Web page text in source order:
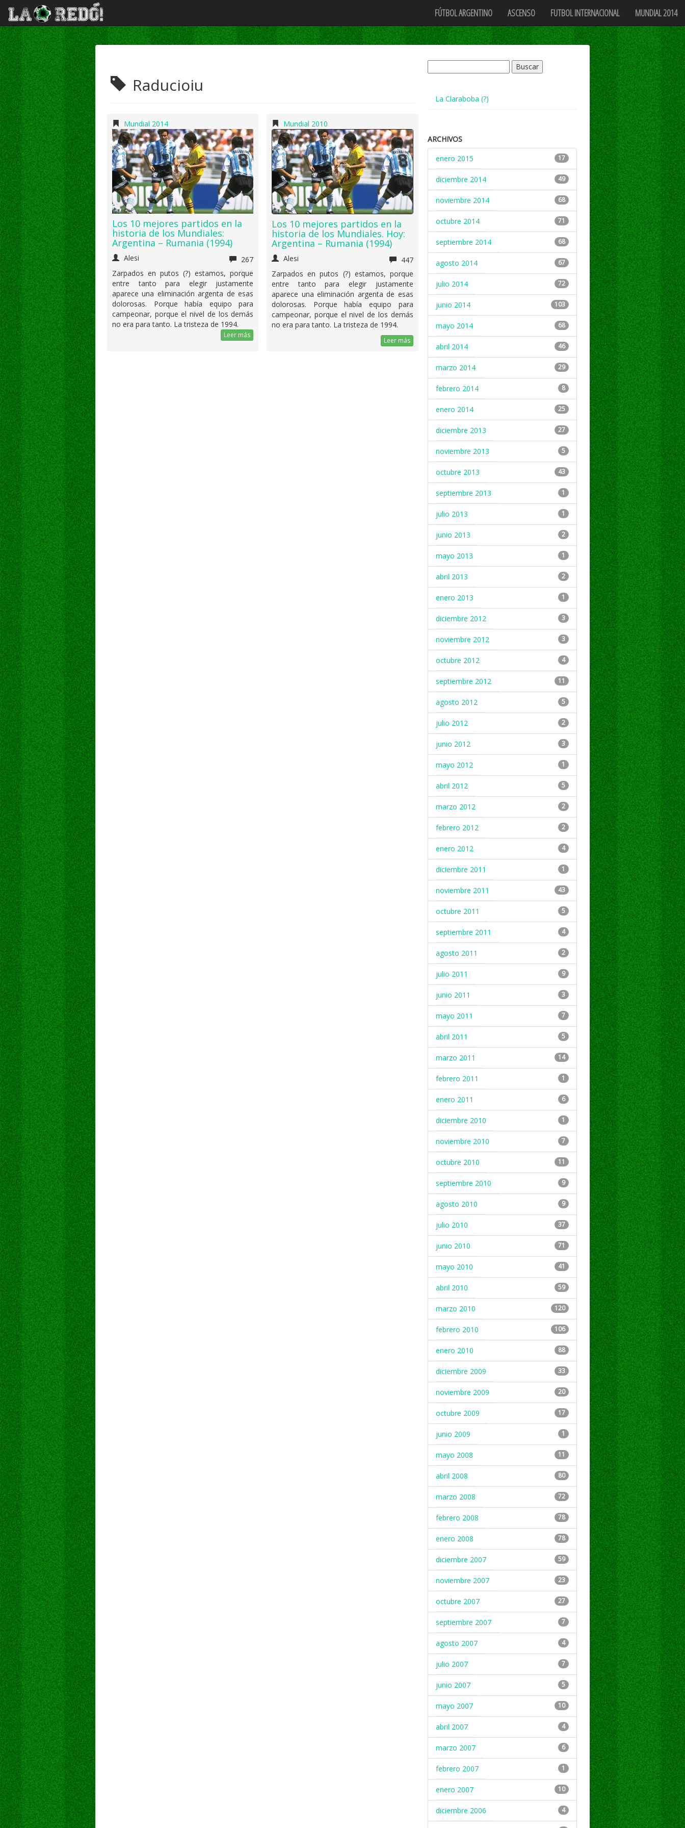
FÚTBOL ARGENTINO ASCENSO FUTBOL INTERNACIONAL MUNDIAL 2014
Raducioiu
Mundial 2014
Los 10 mejores partidos en la
historia de los Mundiales:
Argentina – Rumania (1994)
Alesi
267
Zarpados en putos (?) estamos, porque
entre tanto para elegir justamente
aparece una eliminación argenta de esas
dolorosas. Porque había equipo para
campeonar, porque el nivel de los demás
no era para tanto. La tristeza de 1994.
Leer más
Mundial 2010
Los 10 mejores partidos en la
historia de los Mundiales. Hoy:
Argentina – Rumania (1994)
Alesi
447
Zarpados en putos (?) estamos, porque
entre tanto para elegir justamente
aparece una eliminación argenta de esas
dolorosas. Porque había equipo para
campeonar, porque el nivel de los demás
no era para tanto. La tristeza de 1994.
Leer más
La Claraboba (?)
ARCHIVOS
enero 2015
17
diciembre 2014 49
noviembre 2014 68
octubre 2014 71
septiembre 2014 68
agosto 2014 67
julio 2014 72
junio 2014 103
mayo 2014 68
abril 2014 46
marzo 2014 29
febrero 2014 8
enero 2014 25
diciembre 2013 27
noviembre 2013 5
octubre 2013 43
septiembre 2013 1
julio 2013 1
junio 2013 2
mayo 2013 1
abril 2013 2
enero 2013 1
diciembre 2012 3
noviembre 2012 3
octubre 2012 4
septiembre 2012 11
agosto 2012 5
julio 2012 2
junio 2012 3
mayo 2012 1
abril 2012 5
marzo 2012 2
febrero 2012 2
enero 2012 4
diciembre 2011 1
noviembre 2011 43
octubre 2011 5
septiembre 2011 4
agosto 2011 2
julio 2011 9
junio 2011 3
mayo 2011 7
abril 2011 5
marzo 2011 14
febrero 2011 1
enero 2011 6
diciembre 2010 1
noviembre 2010 7
octubre 2010 11
septiembre 2010 9
agosto 2010 9
julio 2010 37
junio 2010 71
mayo 2010 41
abril 2010 59
marzo 2010 120
febrero 2010 106
enero 2010 88
diciembre 2009 33
noviembre 2009 20
octubre 2009 17
junio 2009 1
mayo 2008 11
abril 2008 80
marzo 2008 72
febrero 2008 78
enero 2008 78
diciembre 2007 59
noviembre 2007 23
octubre 2007 27
septiembre 2007 7
agosto 2007 4
julio 2007 7
junio 2007 5
mayo 2007 10
abril 2007 4
marzo 2007 6
febrero 2007 1
enero 2007 10
diciembre 2006 4